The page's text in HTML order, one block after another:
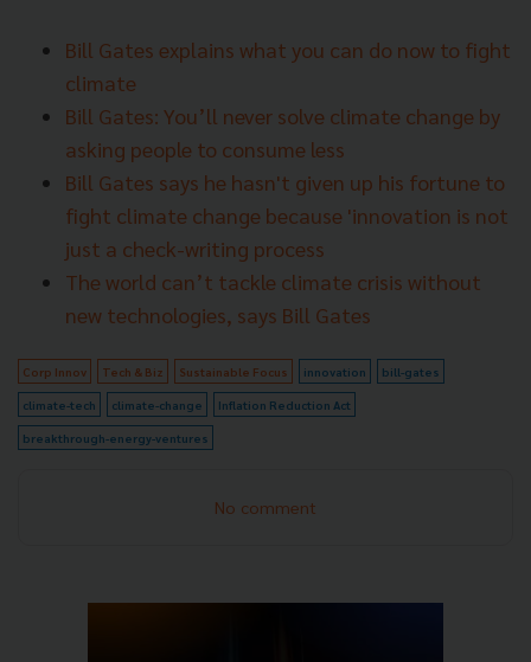
Bill Gates explains what you can do now to fight
climate
Bill Gates: You’ll never solve climate change by
asking people to consume less
Bill Gates says he hasn't given up his fortune to
fight climate change because 'innovation is not
just a check-writing process
The world can’t tackle climate crisis without
new technologies, says Bill Gates
Corp Innov Tech & Biz Sustainable Focus innovation bill-gates
climate-tech climate-change Inflation Reduction Act
breakthrough-energy-ventures
No comment